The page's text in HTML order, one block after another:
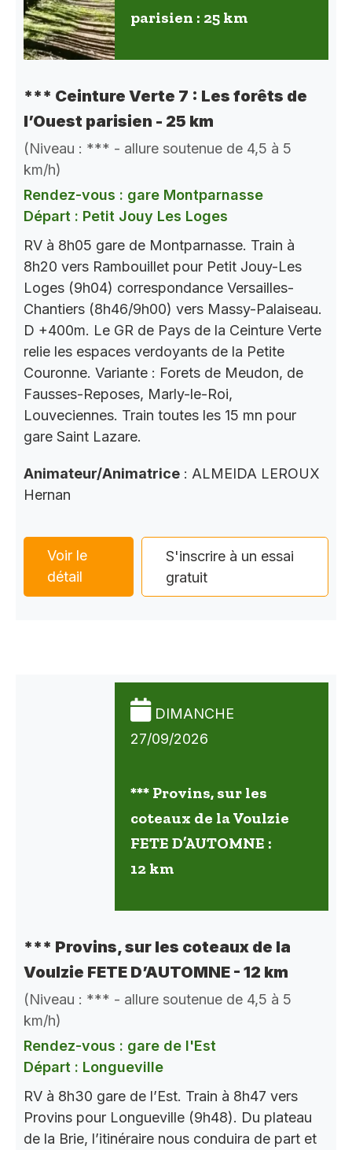
parisien : 25 km
*** Ceinture Verte 7 : Les forêts de
l’Ouest parisien - 25 km
(Niveau : *** - allure soutenue de 4,5 à 5
km/h)
Rendez-vous : gare Montparnasse
Départ : Petit Jouy Les Loges
RV à 8h05 gare de Montparnasse. Train à
8h20 vers Rambouillet pour Petit Jouy-Les
Loges (9h04) correspondance Versailles-
Chantiers (8h46/9h00) vers Massy-Palaiseau.
D +400m. Le GR de Pays de la Ceinture Verte
relie les espaces verdoyants de la Petite
Couronne. Variante : Forets de Meudon, de
Fausses-Reposes, Marly-le-Roi,
Louveciennes. Train toutes les 15 mn pour
gare Saint Lazare.
Animateur/Animatrice : ALMEIDA LEROUX
Hernan
Voir le
détail
S'inscrire à un essai
gratuit
DIMANCHE
27/09/2026
*** Provins, sur les
coteaux de la Voulzie
FETE D’AUTOMNE :
12 km
*** Provins, sur les coteaux de la
Voulzie FETE D’AUTOMNE - 12 km
(Niveau : *** - allure soutenue de 4,5 à 5
km/h)
Rendez-vous : gare de l'Est
Départ : Longueville
RV à 8h30 gare de l’Est. Train à 8h47 vers
Provins pour Longueville (9h48). Du plateau
de la Brie, l’itinéraire nous conduira de part et